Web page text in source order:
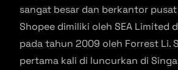
sangat besar dan berkantor
Shopee dimiliki oleh SEA Limited
pada tahun 2009 oleh Forrest Li.
pertama kali di luncurkan di